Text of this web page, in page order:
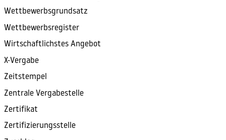
Wettbewerbsgrundsatz
Wettbewerbsregister
Wirtschaftlichstes Angebot
X-Vergabe
Zeitstempel
Zentrale Vergabestelle
Zertifikat
Zertifizierungsstelle